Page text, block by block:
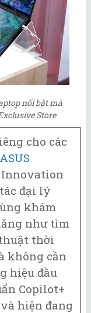
nổi bật mà
Store
cho các
ASUS
Innovation
đại lý
khám
như tìm
thời
không cần
hiệu đầu
Copilot+
hiện đang